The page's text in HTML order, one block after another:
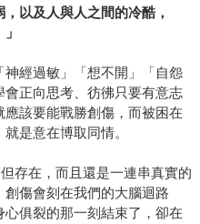
以及人與人之間的冷酷，
經過敏」「想不開」「自怨
正向思考、彷彿只要有意志
該要能戰勝創傷，而被困在
是意在博取同情。
存在，而且還是一連串真實的
傷會刻在我們的大腦迴路
心俱裂的那一刻結束了，卻在